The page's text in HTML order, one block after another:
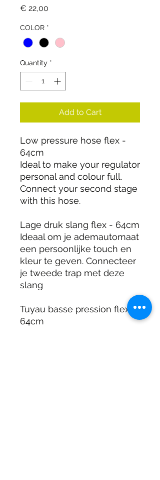
€ 22,00
COLOR *
Quantity *
Add to Cart
Low pressure hose flex -
64cm
Ideal to make your regulator
personal and colour full.
Connect your second stage
with this hose.
Lage druk slang flex - 64cm
Ideaal om je ademautomaat
een persoonlijke touch en
kleur te geven. Connecteer
je tweede trap met deze
slang
Tuyau basse pression flex -
64cm